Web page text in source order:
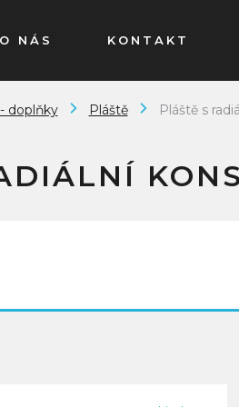
O NÁS KONTAKT
doplňky Pláště Pláště s